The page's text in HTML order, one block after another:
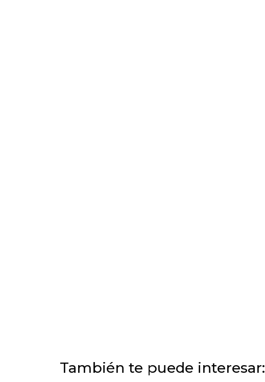
También te puede interesar: